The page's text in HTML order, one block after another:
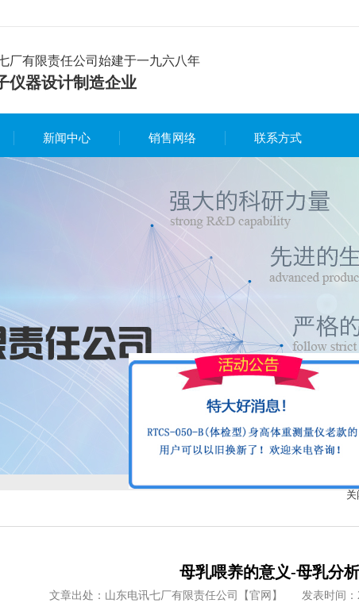
厂有限责任公司始建于一九六八年
仪器设计制造企业
新闻中心 销售网络 联系方式
母乳喂养的意义-母乳分
文章出处：山东电讯七厂有限责任公司【官网】 发表时间：